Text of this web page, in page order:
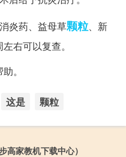
炎药、益母草颗粒、新
右可以复查。
。
这是 颗粒
高家教机下载中心）